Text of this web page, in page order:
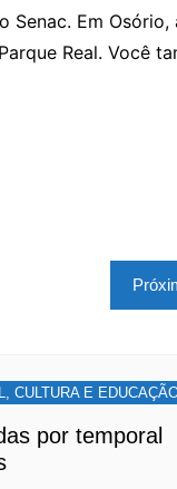
Senac. Em Osório,
Real. Você
CULTURA E
por temporal